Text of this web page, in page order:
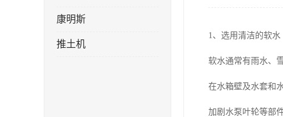
康明斯
推土机
1、选用清洁的软水
软水通常有雨水、
在水箱壁及水套和
加剧水泵叶轮等部